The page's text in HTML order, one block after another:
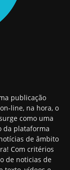
publicação
line, na hora, o
como uma
da plataforma
de âmbito
Com critérios
de noticias de